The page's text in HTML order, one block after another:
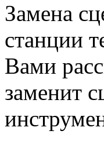
Замена
станции
Вами
заменит